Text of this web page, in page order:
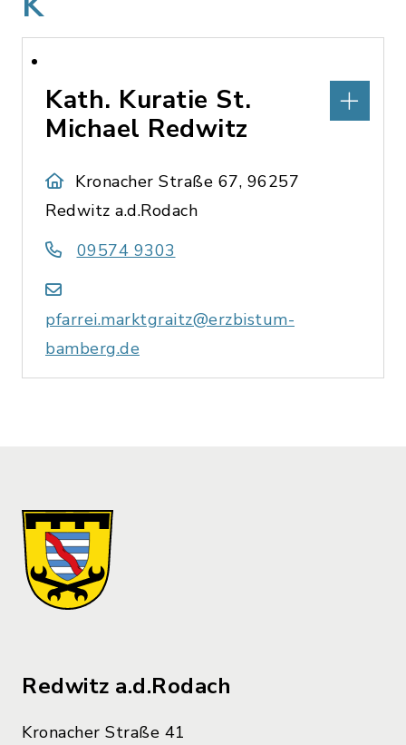
Kath. Kuratie St.
Michael Redwitz
Kronacher Straße 67, 96257
Redwitz a.d.Rodach
09574 9303
pfarrei.marktgraitz@erzbistum-
bamberg.de
Redwitz a.d.Rodach
Kronacher Straße 41